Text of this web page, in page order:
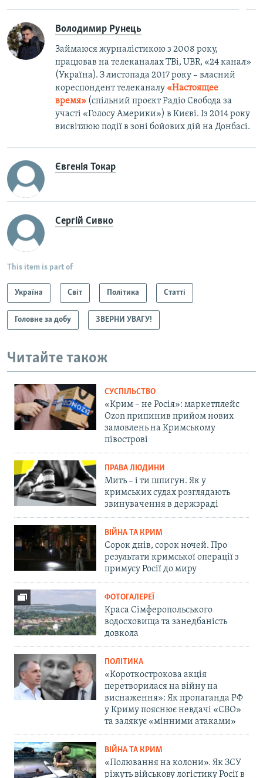
Володимир Рунець
Займаюся журналістикою з 2008 року,
працював на телеканалах ТВі, UBR, «24 канал»
(Україна). З листопада 2017 року – власний
кореспондент телеканалу «Настоящее
время» (спільний проєкт Радіо Свобода за
участі «Голосу Америки») в Києві. Із 2014 року
висвітлюю події в зоні бойових дій на Донбасі.
Євгенія Токар
Сергій Сивко
This item is part of
Україна Світ Політика Статті
Головне за добу ЗВЕРНИ УВАГУ!
Читайте також
СУСПІЛЬСТВО
«Крим – не Росія»: маркетплейс
Ozon припинив прийом нових
замовлень на Кримському
півострові
ПРАВА ЛЮДИНИ
Мить – і ти шпигун. Як у
кримських судах розглядають
звинувачення в держзраді
ВІЙНА ТА КРИМ
Сорок днів, сорок ночей. Про
результати кримської операції з
примусу Росії до миру
ФОТОГАЛЕРЕЇ
Краса Сімферопольського
водосховища та занедбаність
довкола
ПОЛІТИКА
«Короткострокова акція
перетворилася на війну на
виснаження»: Як пропаганда РФ
у Криму пояснює невдачі «СВО»
та залякує «мінними атаками»
ВІЙНА ТА КРИМ
«Полювання на колони». Як ЗСУ
ріжуть військову логістику Росії в